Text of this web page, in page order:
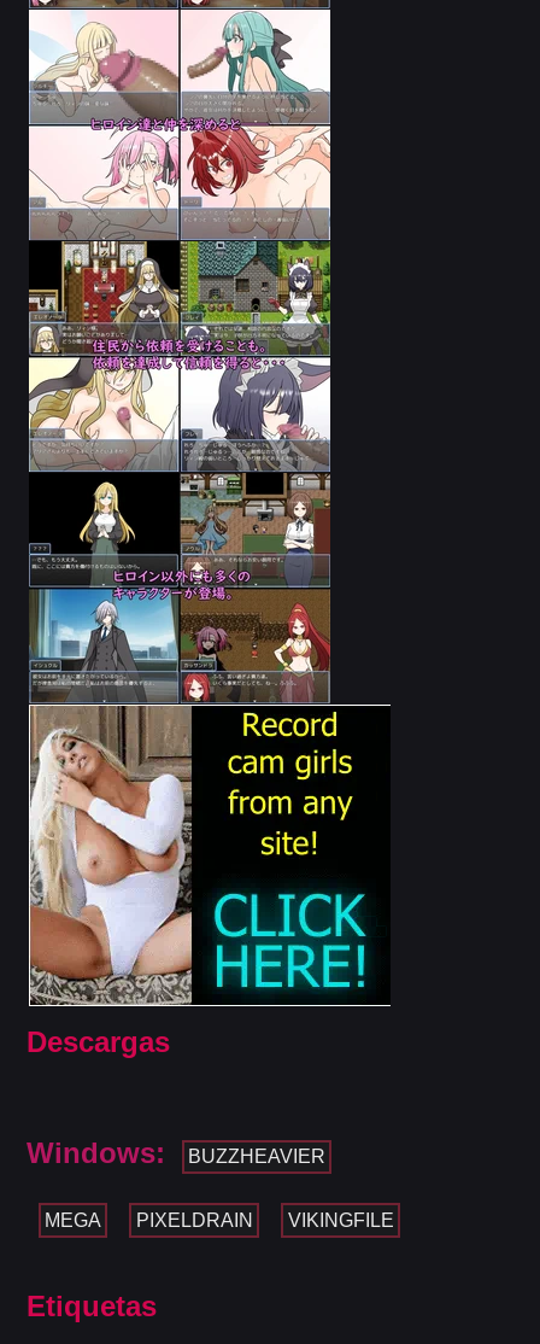
Descargas
Windows: BUZZHEAVIER
MEGA PIXELDRAIN VIKINGFILE
Etiquetas